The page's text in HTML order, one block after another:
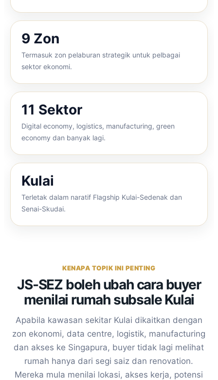
9 Zon
Termasuk zon pelaburan strategik untuk pelbagai
sektor ekonomi.
11 Sektor
Digital economy, logistics, manufacturing, green
economy dan banyak lagi.
Kulai
Terletak dalam naratif Flagship Kulai-Sedenak dan
Senai-Skudai.
KENAPA TOPIK INI PENTING
JS-SEZ boleh ubah cara buyer
menilai rumah subsale Kulai
Apabila kawasan sekitar Kulai dikaitkan dengan
zon ekonomi, data centre, logistik, manufacturing
dan akses ke Singapura, buyer tidak lagi melihat
rumah hanya dari segi saiz dan renovation.
Mereka mula menilai lokasi, akses kerja, potensi